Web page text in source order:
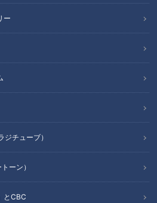
ー
チューブ）
ーン）
とCBC
記事に戻る
へのおすすめ
て
へ
【皮膚の難病と闘う】祖父母も
一緒に…賀久くんの旅行先は…
配信型ドキュメンタリー「ピエ
ロと呼ばれた息子」第112話